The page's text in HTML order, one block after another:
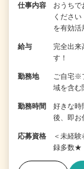
仕事内容
おうちで
くださ
を有効
給与
完全出
す！
勤務地
ご自宅※
域を含む
勤務時間
好きな
後、即
応募資格
＜未経
録多数★